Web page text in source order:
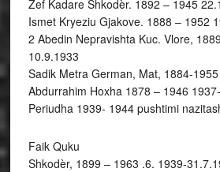
Zef Kadare Shkodèr. 1892 – 1945
Ismet Kryeziu Gjakove. 1888 – 1952
2 Abedin Nepravishta Kuc. Vlore,
10.9.1933
Sadik Metra German, Mat, 1884-
Abdurrahim Hoxha 1878 – 1946
Periudha 1939- 1944 pushtimi
Faik Quku
Shkodèr, 1899 – 1963 .6. 1939-